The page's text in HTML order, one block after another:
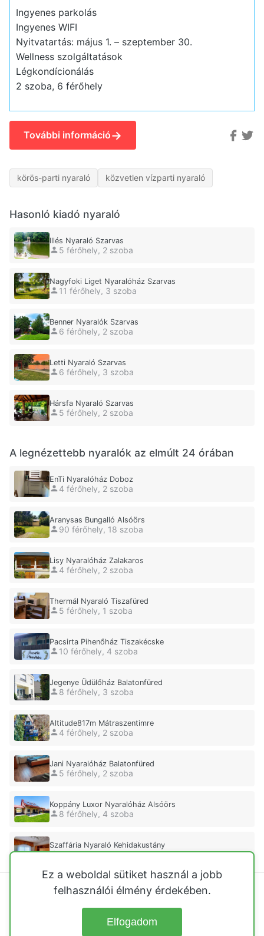
Ingyenes parkolás
Ingyenes WIFI
Nyitvatartás: május 1. – szeptember 30.
Wellness szolgáltatások
Légkondícionálás
2 szoba, 6 férőhely
További információ→
körös-parti nyaraló közvetlen vízparti nyaraló
Hasonló kiadó nyaraló
Illés Nyaraló Szarvas
5 férőhely, 2 szoba
Nagyfoki Liget Nyaralóház Szarvas
11 férőhely, 3 szoba
Benner Nyaralók Szarvas
6 férőhely, 2 szoba
Letti Nyaraló Szarvas
6 férőhely, 3 szoba
Hársfa Nyaraló Szarvas
5 férőhely, 2 szoba
A legnézettebb nyaralók az elmúlt 24 órában
EnTi Nyaralóház Doboz
4 férőhely, 2 szoba
Aranysas Bungalló Alsóörs
90 férőhely, 18 szoba
Lisy Nyaralóház Zalakaros
4 férőhely, 2 szoba
Thermál Nyaraló Tiszafüred
5 férőhely, 1 szoba
Pacsirta Pihenőház Tiszakécske
10 férőhely, 4 szoba
Jegenye Üdülőház Balatonfüred
8 férőhely, 3 szoba
Altitude817m Mátraszentimre
4 férőhely, 2 szoba
Jani Nyaralóház Balatonfüred
5 férőhely, 2 szoba
Koppány Luxor Nyaralóház Alsóörs
8 férőhely, 4 szoba
Szaffária Nyaraló Kehidakustány
4 férőhely, 1 szoba
Közvetlen vízparti nyaralók
Ez a weboldal sütiket használ a jobb
felhasználói élmény érdekében.
Elfogadom